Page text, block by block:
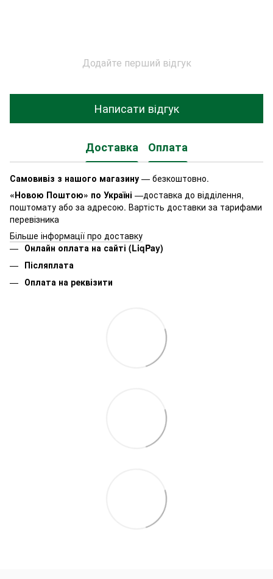
Додайте перший відгук
Написати відгук
Доставка Оплата
Самовивіз з нашого магазину — безкоштовно.
«Новою Поштою» по Україні —доставка до відділення,
поштомату або за адресою. Вартість доставки за тарифами
перевізника
Більше інформації про доставку
Онлайн оплата на сайті (LiqPay)
Післяплата
Оплата на реквізити